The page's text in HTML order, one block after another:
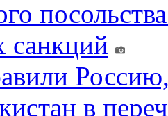
санкций
в